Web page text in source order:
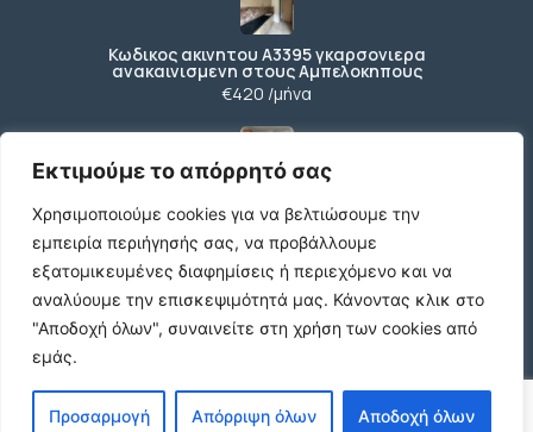
Εκτιμούμε το απόρρητό σας
Χρησιμοποιούμε cookies για να βελτιώσουμε την
εμπειρία περιήγησής σας, να προβάλλουμε
εξατομικευμένες διαφημίσεις ή περιεχόμενο και να
αναλύουμε την επισκεψιμότητά μας. Κάνοντας κλικ στο
"Αποδοχή όλων", συναινείτε στη χρήση των cookies από
εμάς.
Προσαρμογή Απόρριψη όλων Αποδοχή όλων
Κωδικος ακινητου Α3395 γκαρσονιερα
ανακαινισμενη στους Αμπελοκηπους
€420 /μήνα
Αμπελοκηπους
€550 /μήνα
Κωδικος ακινητου 21490 διαμερισμα στην